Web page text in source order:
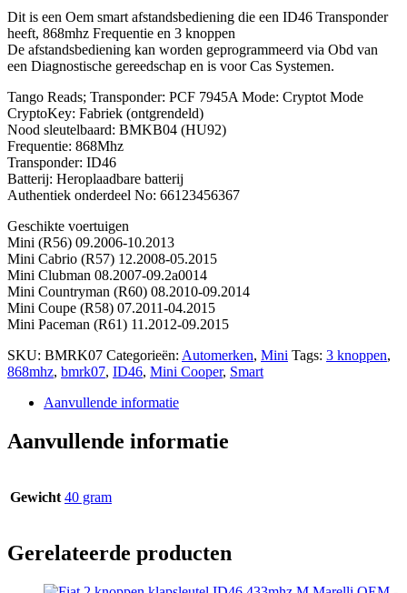
Dit is een Oem smart afstandsbediening die een ID46 Transponder
heeft, 868mhz Frequentie en 3 knoppen
De afstandsbediening kan worden geprogrammeerd via Obd van
een Diagnostische gereedschap en is voor Cas Systemen.
Tango Reads; Transponder: PCF 7945A Mode: Cryptot Mode
CryptoKey: Fabriek (ontgrendeld)
Nood sleutelbaard: BMKB04 (HU92)
Frequentie: 868Mhz
Transponder: ID46
Batterij: Heroplaadbare batterij
Authentiek onderdeel No: 66123456367
Geschikte voertuigen
Mini (R56) 09.2006-10.2013
Mini Cabrio (R57) 12.2008-05.2015
Mini Clubman 08.2007-09.2a0014
Mini Countryman (R60) 08.2010-09.2014
Mini Coupe (R58) 07.2011-04.2015
Mini Paceman (R61) 11.2012-09.2015
SKU: BMRK07 Categorieën: Automerken, Mini Tags: 3 knoppen,
868mhz, bmrk07, ID46, Mini Cooper, Smart
Aanvullende informatie
Aanvullende informatie
Gewicht 40 gram
Gerelateerde producten